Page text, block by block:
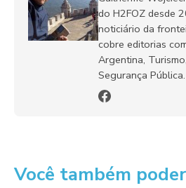
do H2FOZ desde
noticiário da
cobre editorias
Argentina,
Segurança Pública.
Você também